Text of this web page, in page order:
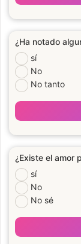
¿Ha notado
sí
No
No tanto
¿Existe el amor
sí
No
No sé